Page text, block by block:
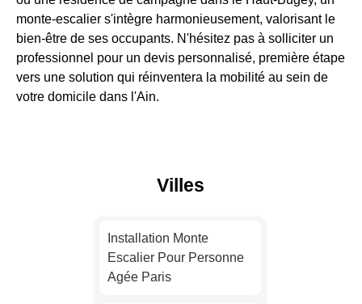
monte-escalier s'intègre harmonieusement, valorisant le
bien-être de ses occupants. N'hésitez pas à solliciter un
professionnel pour un devis personnalisé, première étape
vers une solution qui réinventera la mobilité au sein de
votre domicile dans l'Ain.
Villes
Installation Monte
Escalier Pour Personne
Agée Paris